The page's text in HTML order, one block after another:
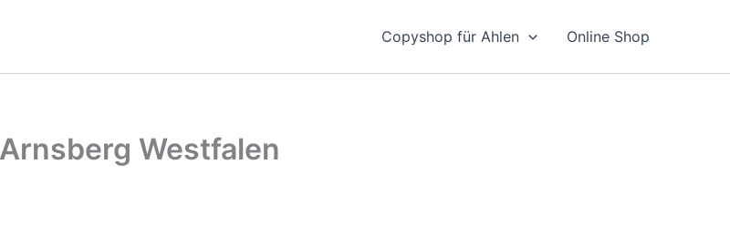
Copyshop für Ahlen Online Shop
Westfalen